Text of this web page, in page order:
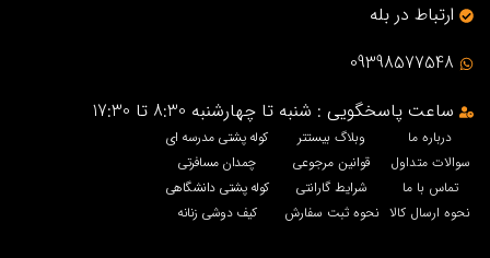
ارتباط در بله
09398577548
ساعت پاسخگویی : شنبه تا چهارشنبه 8:30 تا 17:30
درباره ما
سوالات متداول
تماس با ما
نحوه ارسال کالا
وبلاگ بیستتر
قوانین مرجوعی
شرایط گارانتی
نحوه ثبت سفارش
کوله پشتی مدرسه ای
چمدان مسافرتی
کوله پشتی دانشگاهی
کیف دوشی زنانه